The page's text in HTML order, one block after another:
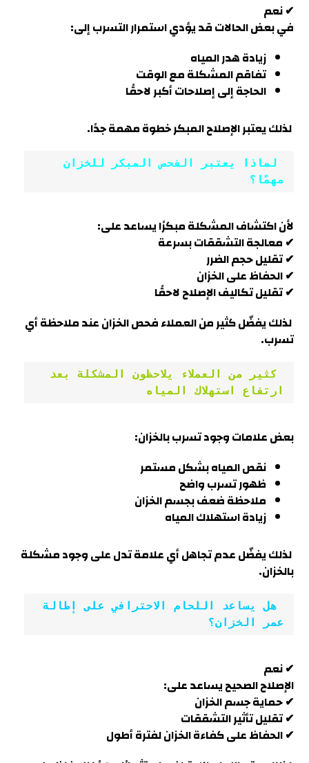
✔ نعم
في بعض الحالات قد يؤدي استمرار التسرب إلى:
زيادة هدر المياه
تفاقم المشكلة مع الوقت
الحاجة إلى إصلاحات أكبر لاحقًا
لذلك يعتبر الإصلاح المبكر خطوة مهمة جدًا.
مهمًا؟
لأن اكتشاف المشكلة مبكرًا يساعد على:
✔ معالجة التشققات بسرعة
✔ تقليل حجم الضرر
✔ الحفاظ على الخزان
✔ تقليل تكاليف الإصلاح لاحقًا
لذلك يفضّل كثير من العملاء فحص الخزان عند ملاحظة أي
تسرب.
ارتفاع استهلاك المياه
بعض علامات وجود تسرب بالخزان:
نقص المياه بشكل مستمر
ظهور تسرب واضح
ملاحظة ضعف بجسم الخزان
زيادة استهلاك المياه
لذلك يفضّل عدم تجاهل أي علامة تدل على وجود مشكلة
بالخزان.
عمر الخزان؟
✔ نعم
الإصلاح الصحيح يساعد على:
✔ حماية جسم الخزان
✔ تقليل تأثير التشققات
✔ الحفاظ على كفاءة الخزان لفترة أطول